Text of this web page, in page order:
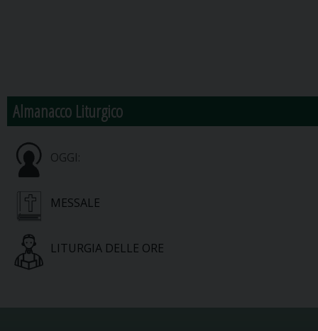
Almanacco Liturgico
OGGI:
MESSALE
LITURGIA DELLE ORE